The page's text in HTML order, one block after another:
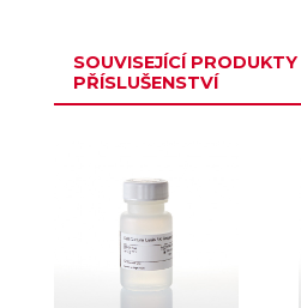
SOUVISEJÍCÍ PRODUKTY
PŘÍSLUŠENSTVÍ